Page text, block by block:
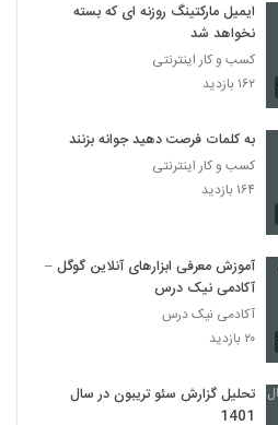
ایمیل مارکتینگ روزنه ای که بسته
نخواهد شد
کسب و کار اینترنتی
۱۶۲ بازدید
به کلمات فرصت دهید جوانه بزنند
کسب و کار اینترنتی
۱۶۴ بازدید
آموزش معرفی ابزارهای آنلاین گوگل –
آکادمی نیک درس
آکادمی نیک درس
۲۰ بازدید
تحلیل گزارش سئو تریبون در سال
1401